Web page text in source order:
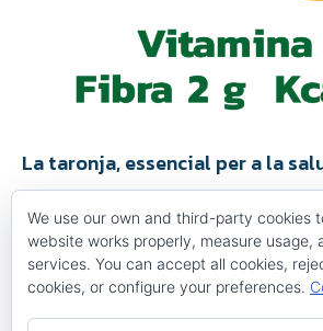
La taronja, essencial per a la
Notícies,Promoció de la salut ByMaria Acosta
El taronger és un dels arbres fruiters més
paisatge d’algunes comarques de les
segur, grans i petits han degustat la
maneres. Aquesta fruita conté àcids
que potencia l’absorció del calci i l’acció
We use our own and third-party cookies
website works properly, measure usage,
services. You can accept all cookies,
cookies, or configure your preferences.